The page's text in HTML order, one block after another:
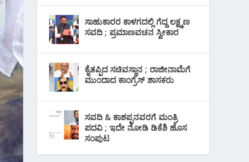
ಸಾಹುಕಾರರ ಕಾಳಗದಲ್ಲಿ ಗೆದ್ದ ಲಕ್ಷ್ಮಣ
ಸವದಿ ; ಪ್ರಮಾಣವಚನ ಸ್ವೀಕಾರ
ಕೈತಪ್ಪಿದ ಸಚಿವಸ್ಥಾನ ; ರಾಜೀನಾಮೆಗೆ
ಮುಂದಾದ ಕಾಂಗ್ರೆಸ್ ‌ಶಾಸಕರು
ಸವದಿ & ಕಾಶಪ್ಪನವರಗೆ ಮಂತ್ರಿ
ಪದವಿ ; ಇದೇ ನೋಡಿ‌ ಡಿಕೆಶಿ ಹೊಸ
ಸಂಪುಟ